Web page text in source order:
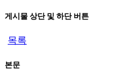
게시물 상단 및 하단 버튼
목록
본문